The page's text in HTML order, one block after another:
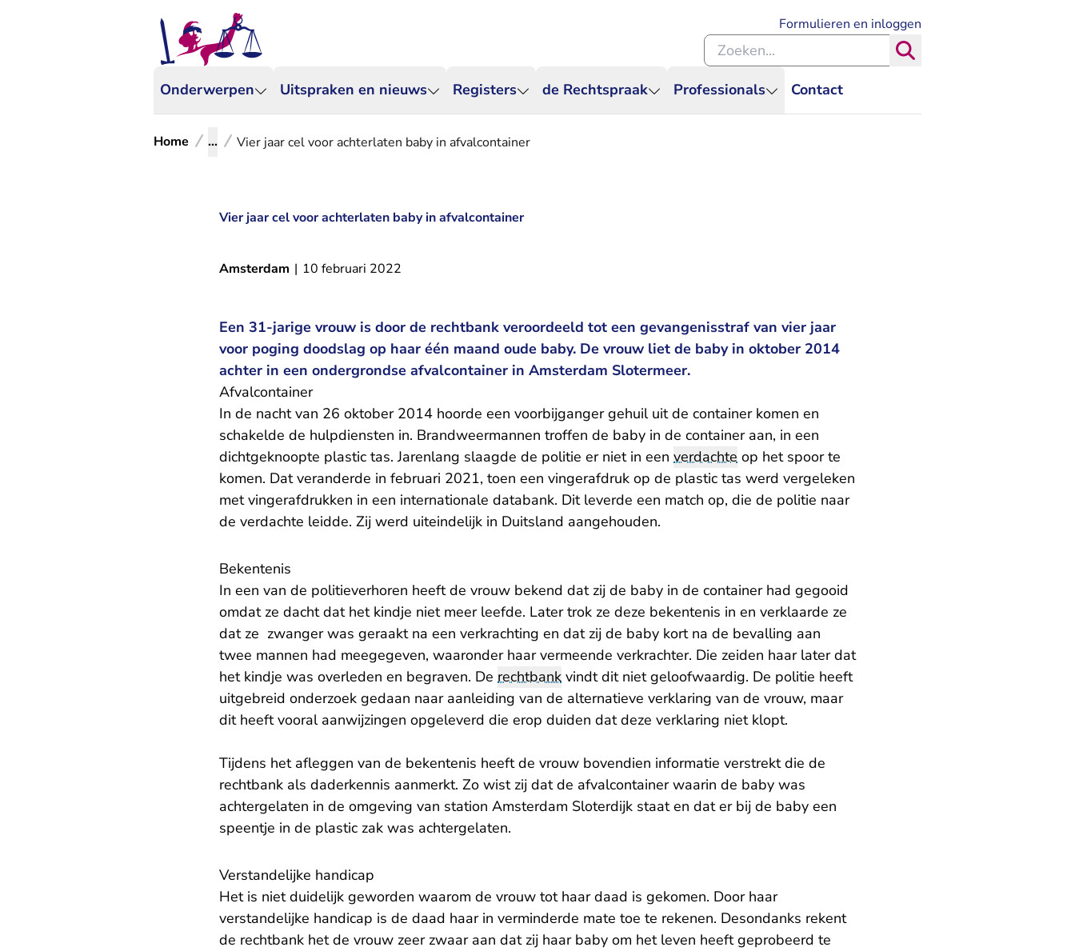
Onderwerpen Uitspraken en nieuws Registers de Rechtspraak Professionals Contact
Formulieren en inloggen
Zoeken binnen de Rechtspraak
Home ... Vier jaar cel voor achterlaten baby in afvalcontainer
Vier jaar cel voor achterlaten baby in afvalcontainer
Amsterdam | 10 februari 2022
Een 31-jarige vrouw is door de rechtbank veroordeeld tot een gevangenisstraf van vier jaar
voor poging doodslag op haar één maand oude baby. De vrouw liet de baby in oktober 2014
achter in een ondergrondse afvalcontainer in Amsterdam Slotermeer.
Afvalcontainer
In de nacht van 26 oktober 2014 hoorde een voorbijganger gehuil uit de container komen en
schakelde de hulpdiensten in. Brandweermannen troffen de baby in de container aan, in een
dichtgeknoopte plastic tas. Jarenlang slaagde de politie er niet in een verdachte op het spoor te
komen. Dat veranderde in februari 2021, toen een vingerafdruk op de plastic tas werd vergeleken
met vingerafdrukken in een internationale databank. Dit leverde een match op, die de politie naar
de verdachte leidde. Zij werd uiteindelijk in Duitsland aangehouden.
Bekentenis
In een van de politieverhoren heeft de vrouw bekend dat zij de baby in de container had gegooid
omdat ze dacht dat het kindje niet meer leefde. Later trok ze deze bekentenis in en verklaarde ze
dat ze zwanger was geraakt na een verkrachting en dat zij de baby kort na de bevalling aan
twee mannen had meegegeven, waaronder haar vermeende verkrachter. Die zeiden haar later dat
het kindje was overleden en begraven. De rechtbank vindt dit niet geloofwaardig. De politie heeft
uitgebreid onderzoek gedaan naar aanleiding van de alternatieve verklaring van de vrouw, maar
dit heeft vooral aanwijzingen opgeleverd die erop duiden dat deze verklaring niet klopt.
Tijdens het afleggen van de bekentenis heeft de vrouw bovendien informatie verstrekt die de
rechtbank als daderkennis aanmerkt. Zo wist zij dat de afvalcontainer waarin de baby was
achtergelaten in de omgeving van station Amsterdam Sloterdijk staat en dat er bij de baby een
speentje in de plastic zak was achtergelaten.
Verstandelijke handicap
Het is niet duidelijk geworden waarom de vrouw tot haar daad is gekomen. Door haar
verstandelijke handicap is de daad haar in verminderde mate toe te rekenen. Desondanks rekent
de rechtbank het de vrouw zeer zwaar aan dat zij haar baby om het leven heeft geprobeerd te